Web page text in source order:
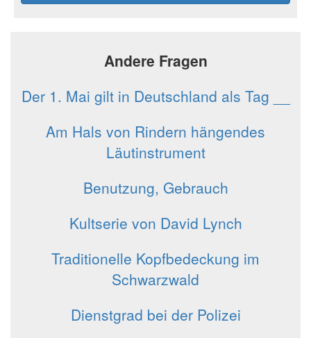
Andere Fragen
Der 1. Mai gilt in Deutschland als Tag __
Am Hals von Rindern hängendes
Läutinstrument
Benutzung, Gebrauch
Kultserie von David Lynch
Traditionelle Kopfbedeckung im
Schwarzwald
Dienstgrad bei der Polizei